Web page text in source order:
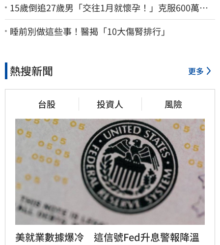
15歲倒追27歲男「交往1月就懷孕！」克服600萬債
務 36歲美魔女當阿嬤了
睡前別做這些事！醫揭「10大傷腎排行」
熱搜新聞 更多
台股 投資人 風險
美就業數據爆冷　這信號Fed升息警報降溫